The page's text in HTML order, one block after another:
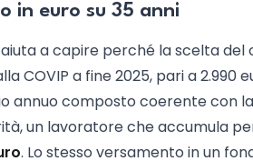
in euro su 35 anni
aiuta a capire perché la scelta
COVIP a fine 2025, pari a 2.990
annuo composto coerente con
un lavoratore che accumula
. Lo stesso versamento in un